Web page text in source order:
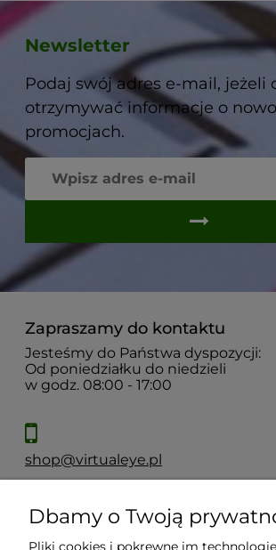
Newsletter
Podaj swój adres e-mail, jeżeli
otrzymywać informacje o
promocjach.
Zapraszamy do kontaktu
Jesteśmy do Państwa dyspozycji:
Od poniedziałku do niedzieli
w godz. 08:00 - 17:00
shop@virtualeye.pl
Moje konto
Dbamy o Twoją
Pliki cookies i pokrewne im